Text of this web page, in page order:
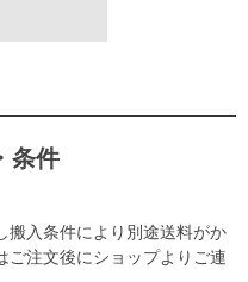
条件
搬入条件により別途送料がか
ご注文後にショップよりご連